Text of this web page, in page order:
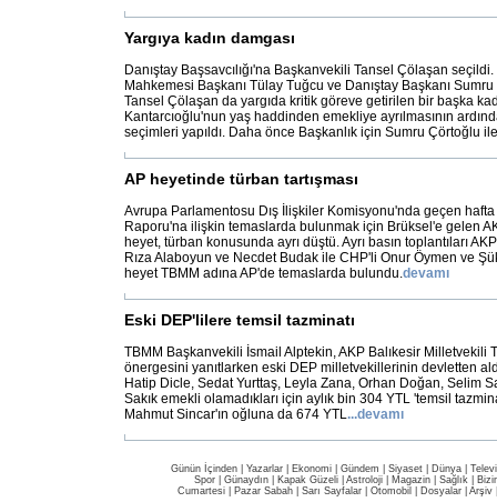
Yargıya kadın damgası
Danıştay Başsavcılığı'na Başkanvekili Tansel Çölaşan
Mahkemesi Başkanı Tülay Tuğcu ve Danıştay Başkanı
Tansel Çölaşan da yargıda kritik göreve getirilen bir başka
Kantarcıoğlu'nun yaş haddinden emekliye ayrılmasının
seçimleri yapıldı. Daha önce Başkanlık için Sumru Çörtoğlu
AP heyetinde türban tartışması
Avrupa Parlamentosu Dış İlişkiler Komisyonu'nda geçen
Raporu'na ilişkin temaslarda bulunmak için Brüksel'e gelen
heyet, türban konusunda ayrı düştü. Ayrı basın toplantıları
Rıza Alaboyun ve Necdet Budak ile CHP'li Onur Öymen ve
heyet TBMM adına AP'de temaslarda bulundu.devamı
Eski DEP'lilere temsil tazminatı
TBMM Başkanvekili İsmail Alptekin, AKP Balıkesir Milletvekili
önergesini yanıtlarken eski DEP milletvekillerinin devletten
Hatip Dicle, Sedat Yurttaş, Leyla Zana, Orhan Doğan, Selim
Sakık emekli olamadıkları için aylık bin 304 YTL 'temsil
Mahmut Sincar'ın oğluna da 674 YTL...devamı
Günün İçinden Yazarlar Ekonomi Gündem Siyaset Dünya |
Spor
Günaydın Kapak Güzeli Astroloji Magazin Sağlık
Cumartesi
Pazar Sabah Sarı Sayfalar Otomobil Dosyalar Arşiv